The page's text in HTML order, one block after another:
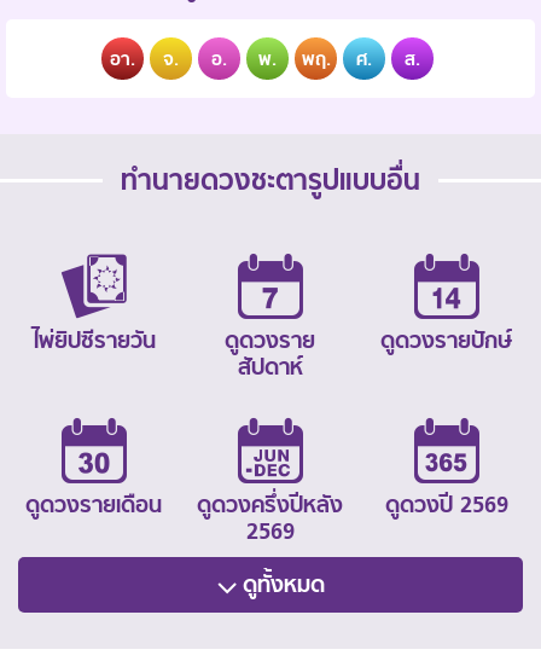
อา. จ. อ. พ. พฤ. ศ. ส.
ทำนายดวงชะตารูปแบบอื่น
ไพ่ยิปซีรายวัน
ดูดวงราย
สัปดาห์
ดูดวงรายปักษ์
ดูดวงรายเดือน
ดูดวงครึ่งปีหลัง
2569
ดูดวงปี 2569
ดูทั้งหมด